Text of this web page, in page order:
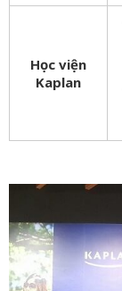
Học viện
Kaplan